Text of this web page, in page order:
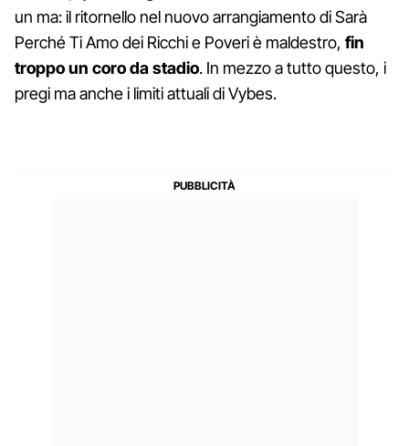
un ma: il ritornello nel nuovo arrangiamento di Sarà
Perché Ti Amo dei Ricchi e Poveri è maldestro, fin
troppo un coro da stadio. In mezzo a tutto questo, i
pregi ma anche i limiti attuali di Vybes.